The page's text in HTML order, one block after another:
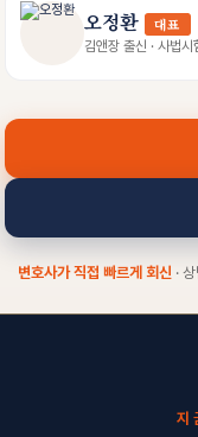
오정환 대표
김앤장 출신 · 사법시
변호사가 직접 빠르게 회신 ·
지